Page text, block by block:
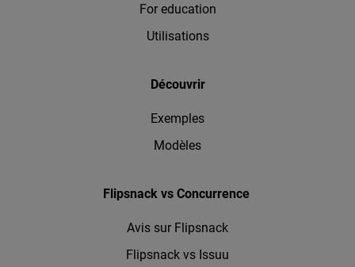
For education
Utilisations
Découvrir
Exemples
Modèles
Flipsnack vs Concurrence
Avis sur Flipsnack
Flipsnack vs Issuu